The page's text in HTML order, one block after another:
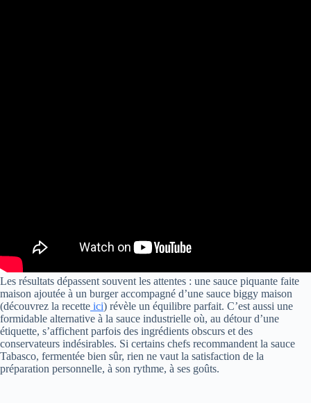
Les résultats dépassent souvent les attentes : une sauce piquante faite
maison ajoutée à un burger accompagné d’une sauce biggy maison
(découvrez la recette ici) révèle un équilibre parfait. C’est aussi une
formidable alternative à la sauce industrielle où, au détour d’une
étiquette, s’affichent parfois des ingrédients obscurs et des
conservateurs indésirables. Si certains chefs recommandent la sauce
Tabasco, fermentée bien sûr, rien ne vaut la satisfaction de la
préparation personnelle, à son rythme, à ses goûts.